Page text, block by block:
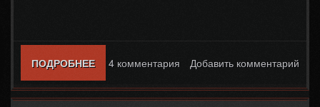
ПОДРОБНЕЕО КАК ДОБАВИТЬ В КОМАНДУ В RUST
4 комментария Добавить комментарий